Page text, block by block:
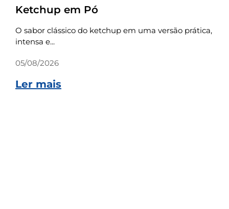
Ketchup em Pó
O sabor clássico do ketchup em uma versão prática,
intensa e...
05/08/2026
Ler mais